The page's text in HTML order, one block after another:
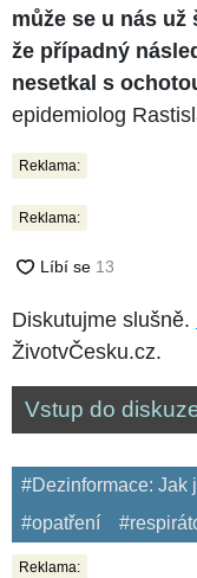
může se u nás
že případný
nesetkal s
epidemiolog
Reklama:
Reklama:
Diskutujme slušně.
ŽivotvČesku.cz.
Vstup do
#Dezinformace: Jak
#opatření
Reklama: